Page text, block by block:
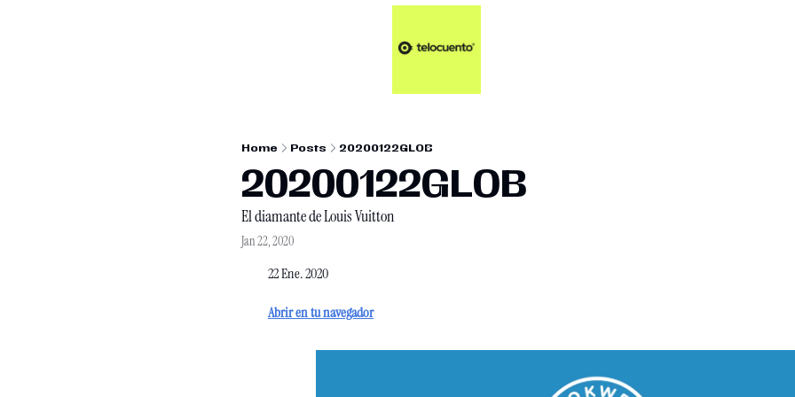
Home Posts 20200122GLOB
20200122GLOB
El diamante de Louis Vuitton
Jan 22, 2020
22 Ene. 2020
Abrir en tu navegador